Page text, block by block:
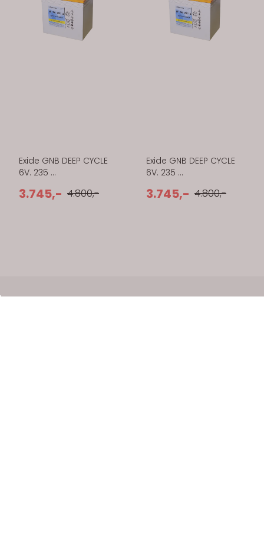
Exide GNB DEEP CYCLE
6V. 235 ...
3.745,- 4.800,-
Exide GNB DEEP CYCLE
6V. 235 ...
3.745,- 4.800,-